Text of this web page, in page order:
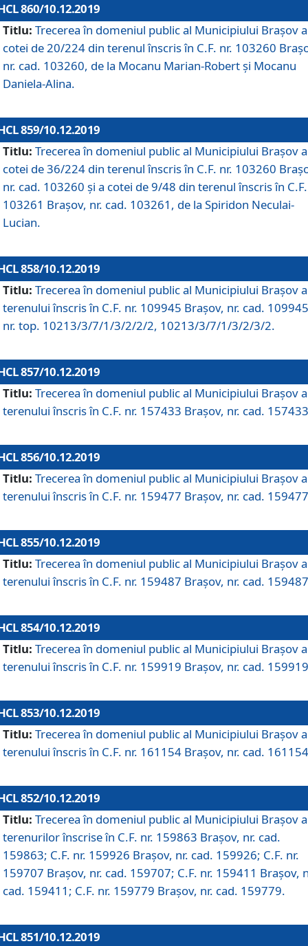
860/10.12.2019
Titlu: Trecerea în domeniul public al Municipiului Braşov a
cotei de 20/224 din terenul înscris în C.F. nr. 103260
nr. cad. 103260, de la Mocanu Marian-Robert și Mocanu
Daniela-Alina.
859/10.12.2019
Titlu: Trecerea în domeniul public al Municipiului Braşov a
cotei de 36/224 din terenul înscris în C.F. nr. 103260
nr. cad. 103260 și a cotei de 9/48 din terenul înscris în
103261 Brașov, nr. cad. 103261, de la Spiridon Neculai-
Lucian.
858/10.12.2019
Titlu: Trecerea în domeniul public al Municipiului Braşov a
terenului înscris în C.F. nr. 109945 Brașov, nr. cad.
nr. top. 10213/3/7/1/3/2/2/2, 10213/3/7/1/3/2/3/2.
857/10.12.2019
Titlu: Trecerea în domeniul public al Municipiului Braşov a
terenului înscris în C.F. nr. 157433 Brașov, nr. cad.
856/10.12.2019
Titlu: Trecerea în domeniul public al Municipiului Braşov a
terenului înscris în C.F. nr. 159477 Brașov, nr. cad.
855/10.12.2019
Titlu: Trecerea în domeniul public al Municipiului Braşov a
terenului înscris în C.F. nr. 159487 Brașov, nr. cad.
854/10.12.2019
Titlu: Trecerea în domeniul public al Municipiului Braşov a
terenului înscris în C.F. nr. 159919 Brașov, nr. cad.
853/10.12.2019
Titlu: Trecerea în domeniul public al Municipiului Braşov a
terenului înscris în C.F. nr. 161154 Brașov, nr. cad.
852/10.12.2019
Titlu: Trecerea în domeniul public al Municipiului Braşov a
terenurilor înscrise în C.F. nr. 159863 Brașov, nr. cad.
159863; C.F. nr. 159926 Brașov, nr. cad. 159926; C.F. nr.
159707 Brașov, nr. cad. 159707; C.F. nr. 159411 Brașov,
cad. 159411; C.F. nr. 159779 Brașov, nr. cad. 159779.
851/10.12.2019